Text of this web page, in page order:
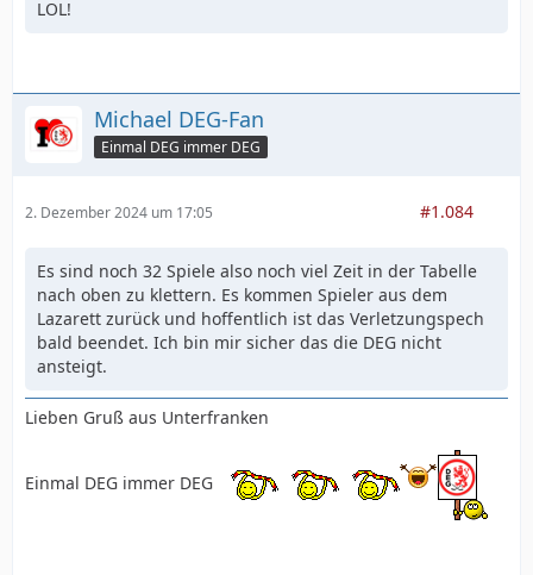
LOL!
Michael DEG-Fan
Einmal DEG immer DEG
2. Dezember 2024 um 17:05 #1.084
Es sind noch 32 Spiele also noch viel Zeit in der Tabelle
nach oben zu klettern. Es kommen Spieler aus dem
Lazarett zurück und hoffentlich ist das Verletzungspech
bald beendet. Ich bin mir sicher das die DEG nicht
ansteigt.
Lieben Gruß aus Unterfranken
Einmal DEG immer DEG